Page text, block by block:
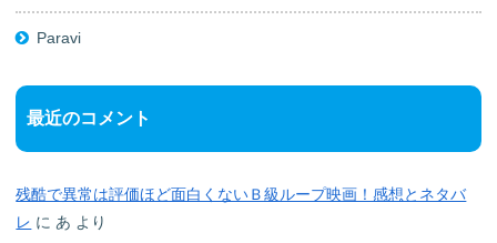
Paravi
最近のコメント
残酷で異常は評価ほど面白くないＢ級ループ映画！感想とネタバ
レ に あ より